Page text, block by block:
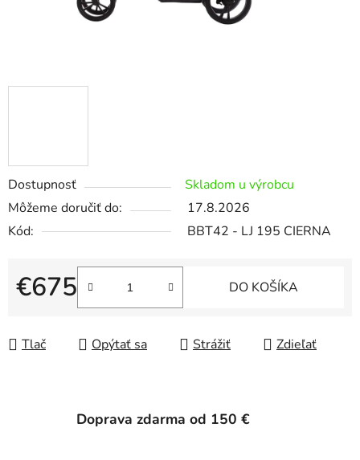
Dostupnosť
Skladom u výrobcu
Môžeme doručiť do:
17.8.2026
Kód:
BBT42 - LJ 195 CIERNA
€675
Jednotková cena:
DO KOŠÍKA
Tlač Opýtať sa Strážiť Zdieľať
Doprava zdarma od 150 €